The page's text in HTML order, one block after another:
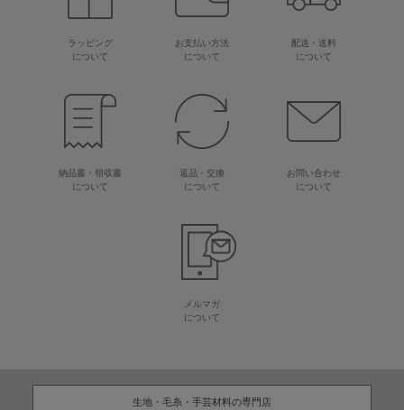
ラッピング
について
お支払い方法
について
配送・送料
について
納品書・領収書
について
返品・交換
について
お問い合わせ
について
メルマガ
について
生地・毛糸・手芸材料の専門店